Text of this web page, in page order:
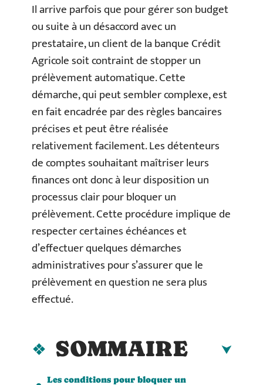
Il arrive parfois que pour gérer son budget
ou suite à un désaccord avec un
prestataire, un client de la banque Crédit
Agricole soit contraint de stopper un
prélèvement automatique. Cette
démarche, qui peut sembler complexe, est
en fait encadrée par des règles bancaires
précises et peut être réalisée
relativement facilement. Les détenteurs
de comptes souhaitant maîtriser leurs
finances ont donc à leur disposition un
processus clair pour bloquer un
prélèvement. Cette procédure implique de
respecter certaines échéances et
d’effectuer quelques démarches
administratives pour s’assurer que le
prélèvement en question ne sera plus
effectué.
SOMMAIRE
Les conditions pour bloquer un